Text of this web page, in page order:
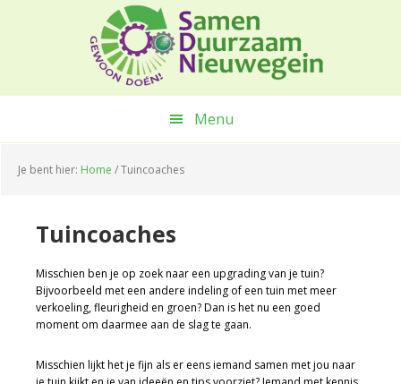
inhoud
Menu
Je bent hier: Home /Tuincoaches
Tuincoaches
Misschien ben je op zoek naar een upgrading van je tuin?
Bijvoorbeeld met een andere indeling of een tuin met meer
verkoeling, fleurigheid en groen? Dan is het nu een goed
moment om daarmee aan de slag te gaan.
Misschien lijkt het je fijn als er eens iemand samen met jou naar